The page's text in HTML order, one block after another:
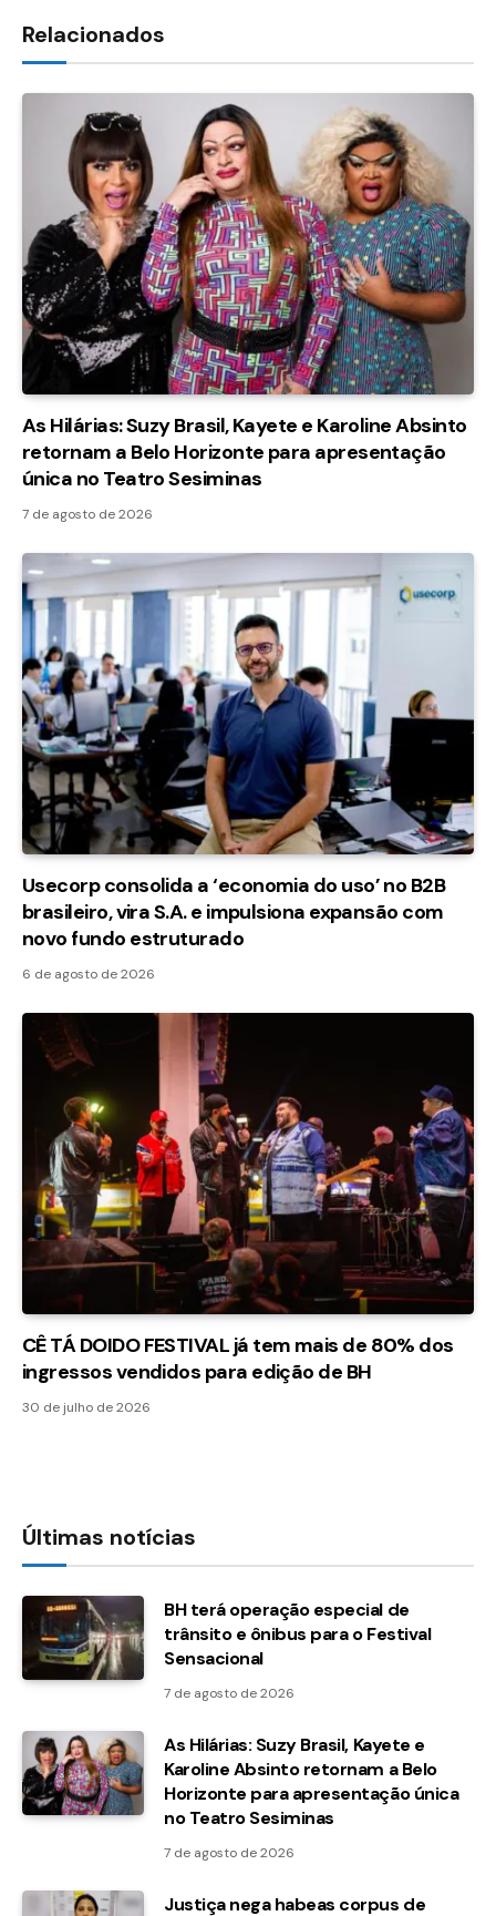
Relacionados
As Hilárias: Suzy Brasil, Kayete e Karoline Absinto
retornam a Belo Horizonte para apresentação
única no Teatro Sesiminas
7 de agosto de 2026
Usecorp consolida a ‘economia do uso’ no B2B
brasileiro, vira S.A. e impulsiona expansão com
novo fundo estruturado
6 de agosto de 2026
CÊ TÁ DOIDO FESTIVAL já tem mais de 80% dos
ingressos vendidos para edição de BH
30 de julho de 2026
Últimas notícias
BH terá operação especial de
trânsito e ônibus para o Festival
Sensacional
7 de agosto de 2026
As Hilárias: Suzy Brasil, Kayete e
Karoline Absinto retornam a Belo
Horizonte para apresentação única
no Teatro Sesiminas
7 de agosto de 2026
Justiça nega habeas corpus de